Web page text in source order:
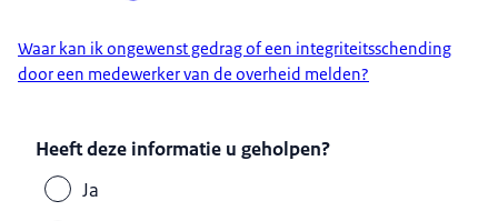
Waar kan ik ongewenst gedrag of een integriteitsschending
door een medewerker van de overheid melden?
Heeft deze informatie u geholpen?
Ja